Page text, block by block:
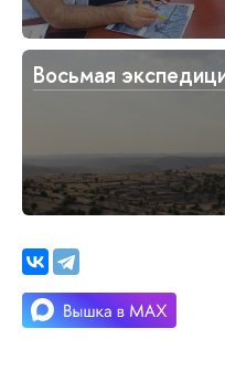
Восьмая